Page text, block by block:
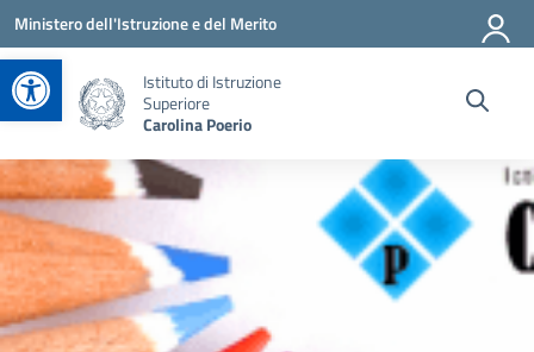
Apri la barra degli strumenti
Vai ai contenuti
Vai al menu di navigazione
Vai al footer
Ministero dell'Istruzione e del Merito
Istituto di Istruzione
Superiore
Carolina Poerio